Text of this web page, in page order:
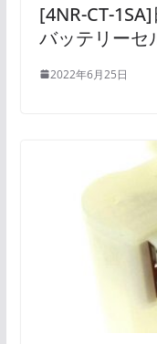
[4NR-CT-
バッテリーセ
2022年6月25日